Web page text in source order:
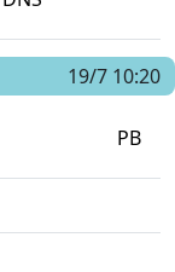
19/7 10:20
PB